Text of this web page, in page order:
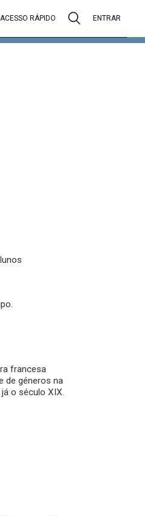
ACESSO RÁPIDO ENTRAR
francesa
de géneros na
o século XIX.